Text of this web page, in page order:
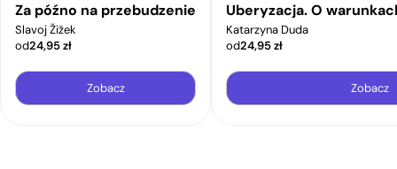
Za późno na przebudzenie
Slavoj Žižek
od24,95zł
Zobacz
Uberyzacja. O
Katarzyna Duda
od24,95zł
Zobacz